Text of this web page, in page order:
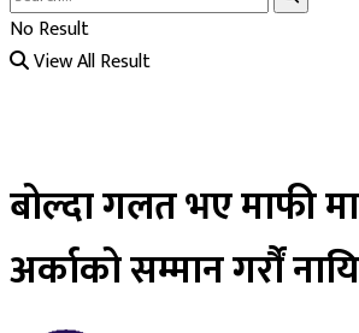
No Result
View All Result
बोल्दा गलत भए माफी
अर्काको सम्मान गर्रौं